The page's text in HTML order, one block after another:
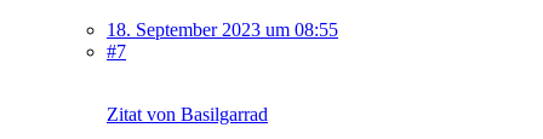
18. September 2023 um 08:55
#7
Zitat von Basilgarrad